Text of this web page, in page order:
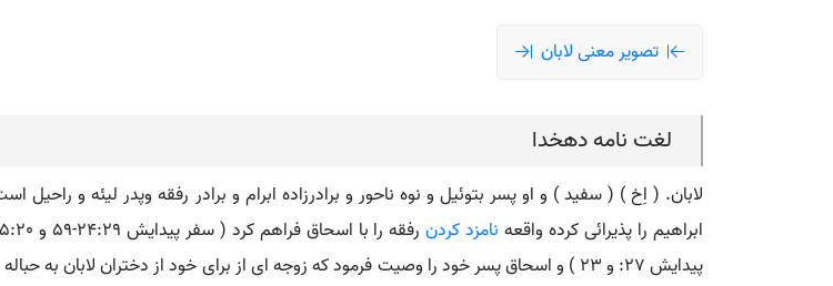
تصویر معنی لابان
لغت نامه دهخدا
لابان. ( اِخ ) ( سفید ) و او پسر بتوئیل و نوه ناحور و برادرزاده ابرام و برادر رفقه وپدر لیئه و
ابراهیم را پذیرائی کرده واقعه نامزد کردن